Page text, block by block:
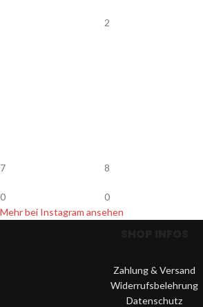
2
7
0
8
0
Mehr bei Instagram ansehen
Zahlung & Versand
Widerrufsbelehrung
Datenschutz